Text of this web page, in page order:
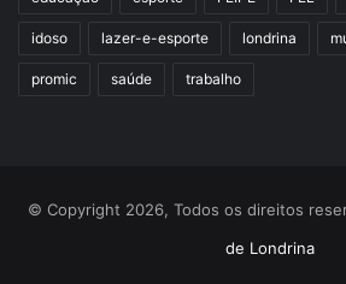
idoso lazer-e-esporte londrina
promic saúde trabalho
© Copyright 2026, Todos os direitos
de Londrina